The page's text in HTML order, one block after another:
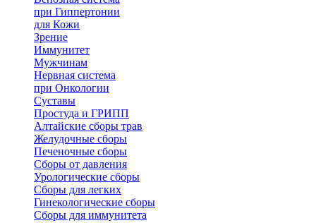
при Гиппертонии
для Кожи
Зрение
Иммунитет
Мужчинам
Нервная система
при Онкологии
Суставы
Простуда и ГРИПП
Алтайские сборы трав
Желудочные сборы
Печеночные сборы
Сборы от давления
Урологические сборы
Сборы для легких
Гинекологические сборы
Сборы для иммунитета